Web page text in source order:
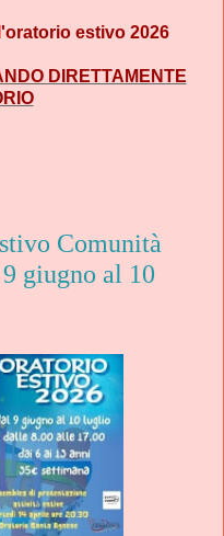
l'oratorio estivo 2026
DIRETTAMENTE
Comunità
giugno al 10